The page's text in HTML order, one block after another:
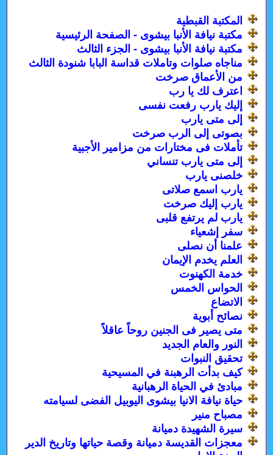
المكتبة القبطية
مكتبة نيافة الأنبا بيشوى - الصفحة الرئيسية
مكتبة نيافة الأنبا بيشوى - الجزء الثالث
مناجاه صلوات وتاملات قداسة البابا شنودة الثالث
من الأعماق صرخت
اعترف لك يا رب
إليك يارب رفعت نفسى
إلى متى يارب
بصوتى إلى الرب صرخت
تأملات فى مختارات من مزامير الأجبية
إلى متى يارب تنساني
خلصنى يارب
يارب اسمع صلاتى
يارب إليك صرخت
يارب لم يرتفع قلبى
سفر إشعياء
علمنا أن نصلى
العلم يخدم الإيمان
خدمة الكهنوت
الحواس الخمس
الاتضاع
نصائح أبوية
متى يصير فى الجنين روحاً عاقلاً
النور والعام الجديد
تحقيق النبوات
كيف بدأت الرهبنة في المسيحية
مبادئ في الحياة الرهبانية
حياة نيافة الانيا بيشوى اليوبيل الفضى لسيامته
مصباح منير
سيرة الشهيدة دميانة
معجزات القديسة دميانة وقصة حياتها وتاريخ الدير